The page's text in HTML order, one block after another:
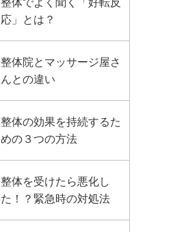
整体でよく聞く「好転反
応」とは？
整体院とマッサージ屋さ
んとの違い
整体の効果を持続するた
めの３つの方法
整体を受けたら悪化し
た！？緊急時の対処法